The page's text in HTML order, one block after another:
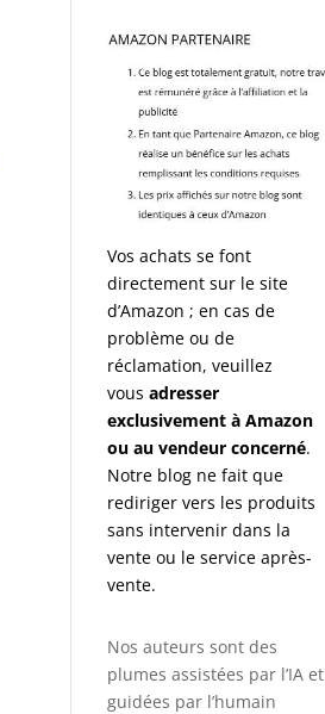
Vos achats se font
directement sur le site
d’Amazon ; en cas de
problème ou de
réclamation, veuillez
vousadresser
exclusivement à Amazon
ou au vendeur concerné.
Notre blog ne fait que
rediriger vers les produits
sans intervenir dans la
vente ou le service après-
vente.
Nos auteurs sont des
plumes assistées par l’IA et
guidées par l’humain